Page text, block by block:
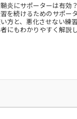
炎にサポーターは有効
を続けるためのサポー
方と、悪化させない練
にもわかりやすく解説